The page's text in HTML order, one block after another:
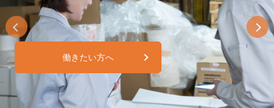
Previous
働きたい方へ
運営会社を見る
Next